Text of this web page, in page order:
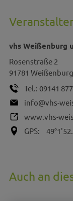
vhs Weißenburg
Rosenstraße 2
91781 Weißenburg
Tel.: 09141
info@vhs-
www.vhs-
GPS:
Auch an